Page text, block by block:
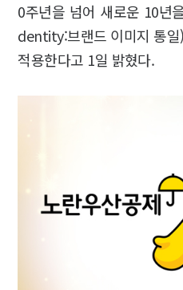
0주년을 넘어 새로운 10년
dentity:브랜드 이미지 통
적용한다고 1일 밝혔다.